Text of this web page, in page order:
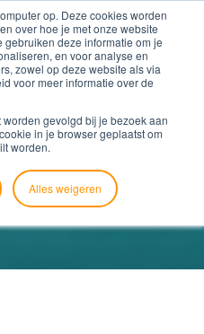
op. Deze cookies worden
over hoe je met onze website
deze informatie om je
en voor analyse en
zowel op deze website als via
voor meer informatie over de
gevolgd bij je bezoek aan
in je browser geplaatst om
worden.
Alles weigeren